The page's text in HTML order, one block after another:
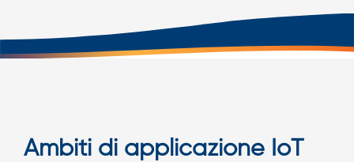
Ambiti di applicazione IoT